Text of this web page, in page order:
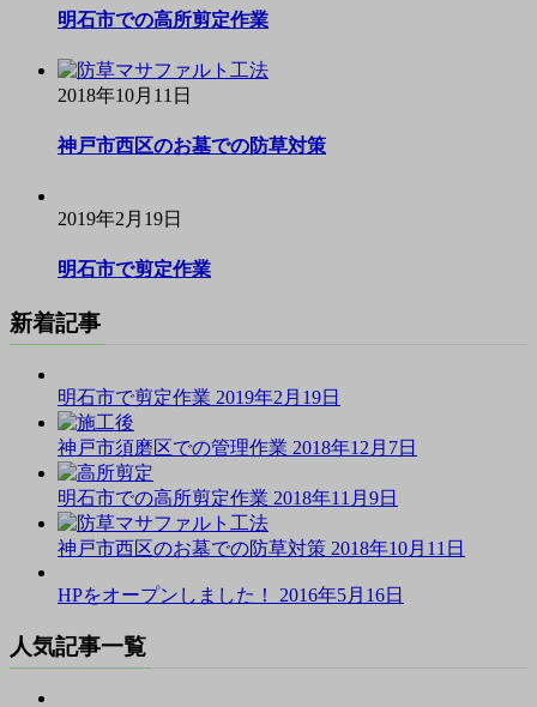
明石市での高所剪定作業
2018年10月11日
神戸市西区のお墓での防草対策
2019年2月19日
明石市で剪定作業
新着記事
明石市で剪定作業 2019年2月19日
神戸市須磨区での管理作業 2018年12月7日
明石市での高所剪定作業 2018年11月9日
神戸市西区のお墓での防草対策 2018年10月11日
HPをオープンしました！ 2016年5月16日
人気記事一覧